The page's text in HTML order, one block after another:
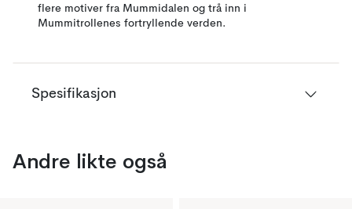
flere motiver fra Mummidalen og trå inn i
Mummitrollenes fortryllende verden.
Spesifikasjon
Andre likte også